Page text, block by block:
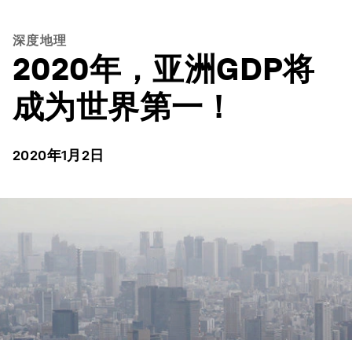
深度地理
2020年，亚洲GDP将
成为世界第一！
2020年1月2日